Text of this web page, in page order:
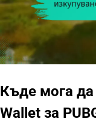
Къде мога да
Wallet за